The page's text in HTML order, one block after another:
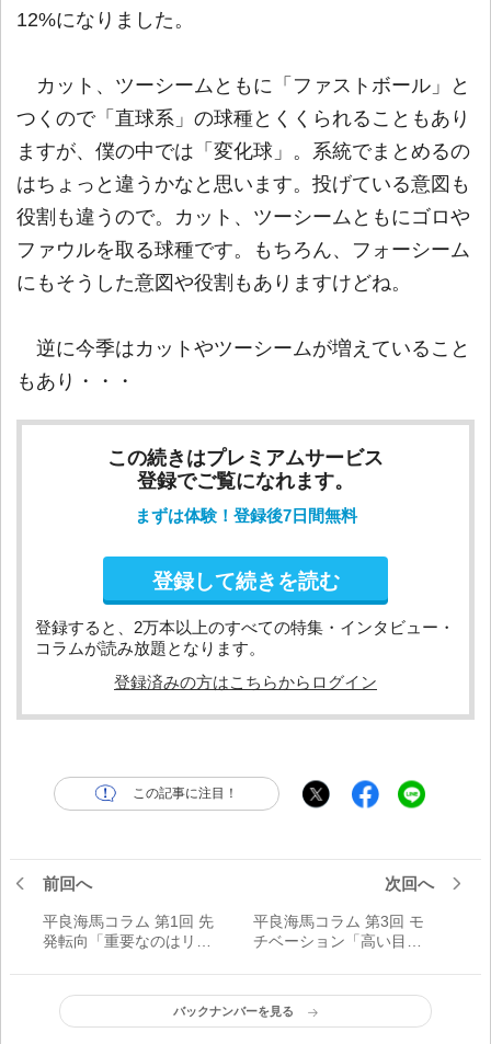
12%になりました。
カット、ツーシームともに「ファストボール」と
つくので「直球系」の球種とくくられることもあり
ますが、僕の中では「変化球」。系統でまとめるの
はちょっと違うかなと思います。投げている意図も
役割も違うので。カット、ツーシームともにゴロや
ファウルを取る球種です。もちろん、フォーシーム
にもそうした意図や役割もありますけどね。
逆に今季はカットやツーシームが増えていること
もあり・・・
この続きはプレミアムサービス
登録でご覧になれます。
まずは体験！登録後7日間無料
登録して続きを読む
登録すると、2万本以上のすべての特集・インタビュー・
コラムが読み放題となります。
登録済みの方はこちらからログイン
この記事に注目！
前回へ
平良海馬コラム 第1回 先
発転向「重要なのはリス
次回へ
平良海馬コラム 第3回 モ
チベーション「高い目標
き進む」
バックナンバーを見る